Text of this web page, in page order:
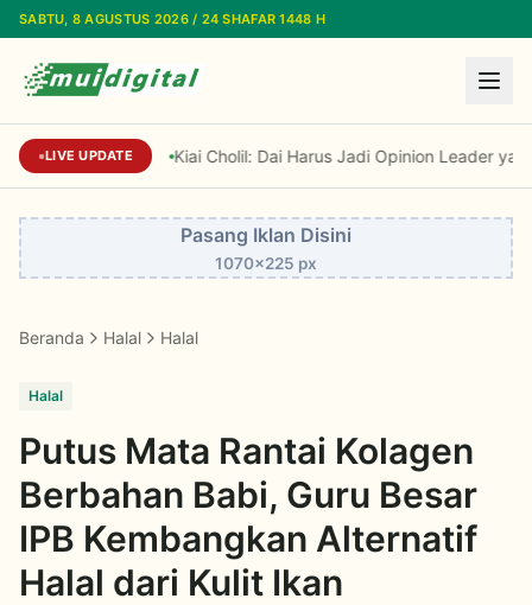
Lewati ke konten utama
SABTU, 8 AGUSTUS 2026 / 24 SHAFAR 1448 H
LIVE UPDATE Kiai Cholil: Dai Harus Jadi Opinion Leader yang
Pasang Iklan Disini
1070x225 px
Beranda Halal Halal
Halal
Putus Mata Rantai Kolagen
Berbahan Babi, Guru Besar
IPB Kembangkan Alternatif
Halal dari Kulit Ikan